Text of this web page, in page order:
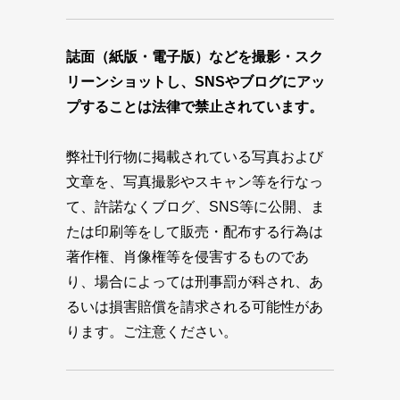
誌面（紙版・電子版）などを撮影・スク
リーンショットし、SNSやブログにアッ
プすることは法律で禁止されています。
弊社刊行物に掲載されている写真および
文章を、写真撮影やスキャン等を行なっ
て、許諾なくブログ、SNS等に公開、ま
たは印刷等をして販売・配布する行為は
著作権、肖像権等を侵害するものであ
り、場合によっては刑事罰が科され、あ
るいは損害賠償を請求される可能性があ
ります。ご注意ください。